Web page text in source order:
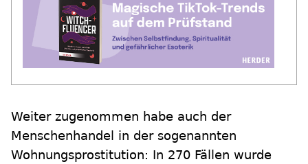
Weiter zugenommen habe auch der
Menschenhandel in der sogenannten
Wohnungsprostitution: In 270 Fällen wurde